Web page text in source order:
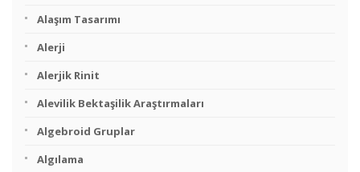
Alaşım Tasarımı
Alerji
Alerjik Rinit
Alevilik Bektaşilik Araştırmaları
Algebroid Gruplar
Algılama